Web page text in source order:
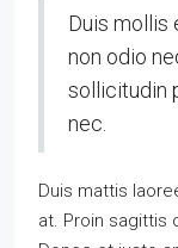
Duis mollis
non odio
sollicitudin
nec.
Duis mattis
at. Proin sagittis